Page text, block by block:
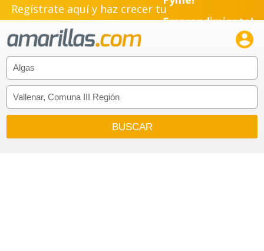
Regístrate aquí y haz crecer tuEmprendimiento!
